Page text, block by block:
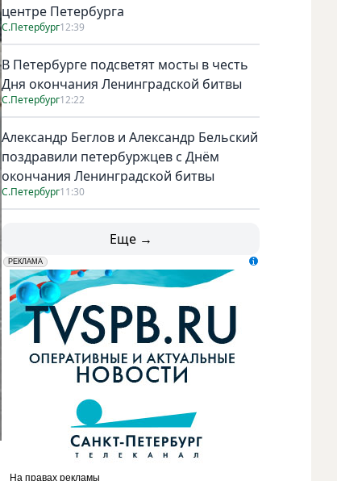
Шуба Love Republic (25 999 руб.) Фото соцсети @alexlysko
центре Петербурга
С.Петербург12:39
В Петербурге подсветят мосты в честь
Дня окончания Ленинградской битвы
С.Петербург12:22
Александр Беглов и Александр Бельский
поздравили петербуржцев с Днём
окончания Ленинградской битвы
С.Петербург11:30
Еще →
erid: LdtCK5udn
РЕКЛАМА
АО "ГАТР", ИНН: 7841320717